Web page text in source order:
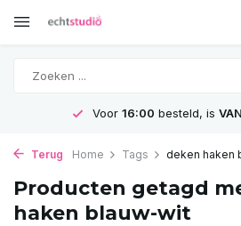
Voor 16:00 besteld, is
Terug Home Tags deken haken
Producten getagd
haken blauw-wit